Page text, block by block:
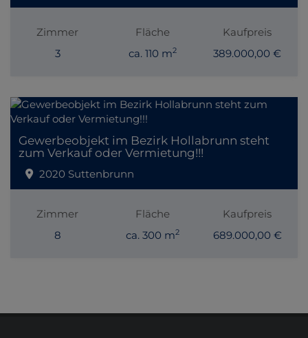
Zimmer
3
Fläche
ca. 110 m2
Kaufpreis
389.000,00 €
Gewerbeobjekt im Bezirk Hollabrunn steht
zum Verkauf oder Vermietung!!!
2020 Suttenbrunn
Zimmer
8
Fläche
ca. 300 m2
Kaufpreis
689.000,00 €